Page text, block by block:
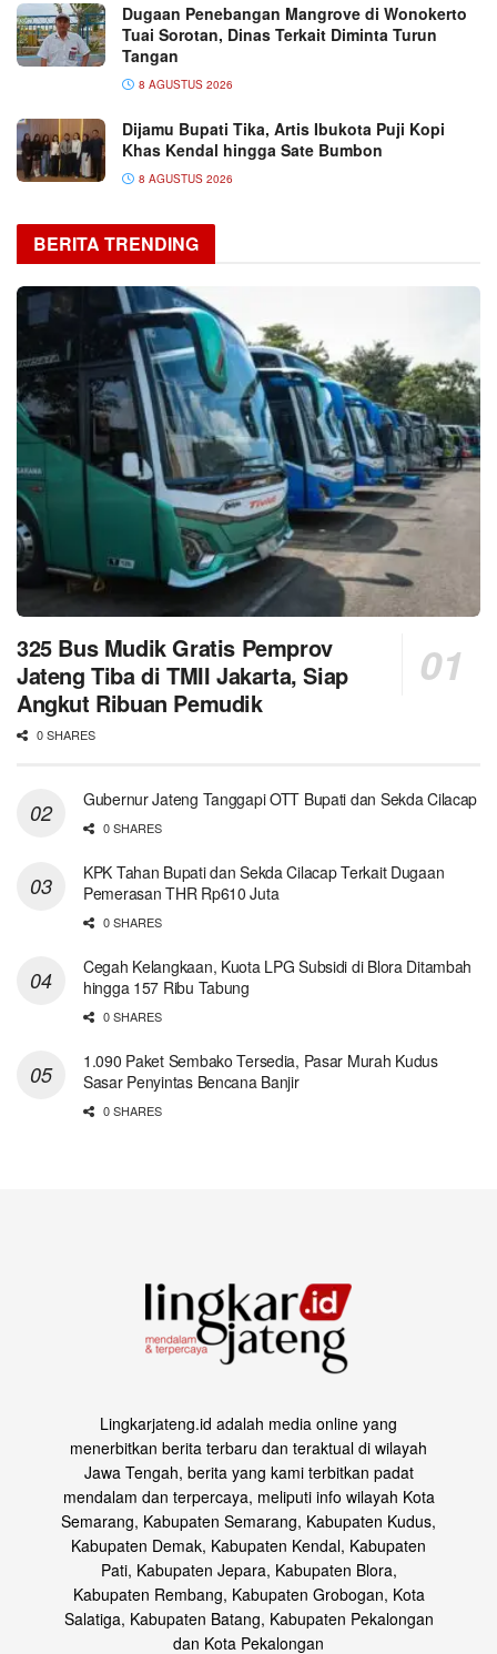
Dugaan Penebangan Mangrove di Wonokerto
Tuai Sorotan, Dinas Terkait Diminta Turun
Tangan
8 AGUSTUS 2026
Dijamu Bupati Tika, Artis Ibukota Puji Kopi
Khas Kendal hingga Sate Bumbon
8 AGUSTUS 2026
BERITA TRENDING
325 Bus Mudik Gratis Pemprov
Jateng Tiba di TMII Jakarta, Siap
Angkut Ribuan Pemudik
0 SHARES
Gubernur Jateng Tanggapi OTT Bupati dan Sekda Cilacap
0 SHARES
KPK Tahan Bupati dan Sekda Cilacap Terkait Dugaan
Pemerasan THR Rp610 Juta
0 SHARES
Cegah Kelangkaan, Kuota LPG Subsidi di Blora Ditambah
hingga 157 Ribu Tabung
0 SHARES
1.090 Paket Sembako Tersedia, Pasar Murah Kudus
Sasar Penyintas Bencana Banjir
0 SHARES
Lingkarjateng.id adalah media online yang
menerbitkan berita terbaru dan teraktual di wilayah
Jawa Tengah, berita yang kami terbitkan padat
mendalam dan terpercaya, meliputi info wilayah Kota
Semarang, Kabupaten Semarang, Kabupaten Kudus,
Kabupaten Demak, Kabupaten Kendal, Kabupaten
Pati, Kabupaten Jepara, Kabupaten Blora,
Kabupaten Rembang, Kabupaten Grobogan, Kota
Salatiga, Kabupaten Batang, Kabupaten Pekalongan
dan Kota Pekalongan